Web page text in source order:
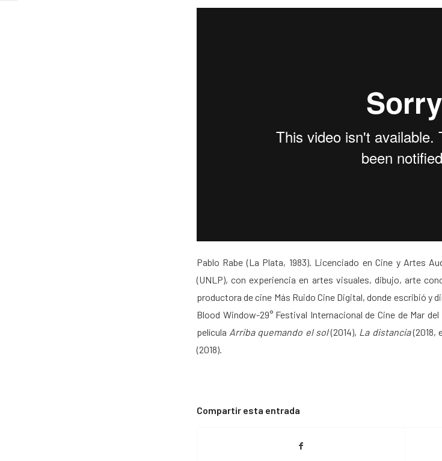
Pablo Rabe (La Plata, 1983). Licenciado en Cine y Artes
(UNLP), con experiencia en artes visuales, dibujo, arte
productora de cine Más Ruido Cine Digital, donde escribió y
Blood Window-29° Festival Internacional de Cine de Mar
película Arriba quemando el sol(2014), La distancia(2018,
(2018).
Compartir esta entrada